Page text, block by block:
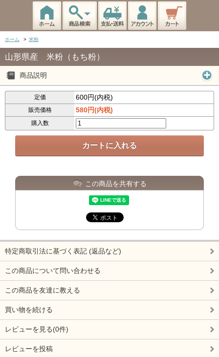
ホーム > 米粉
山形県産 米粉（もち粉）
商品説明
定価 600円(内税)
販売価格 580円(内税)
購入数
この商品を共有する
特定商取引法に基づく表記 (返品など)
この商品について問い合わせる
この商品を友達に教える
買い物を続ける
レビューを見る(0件)
レビューを投稿